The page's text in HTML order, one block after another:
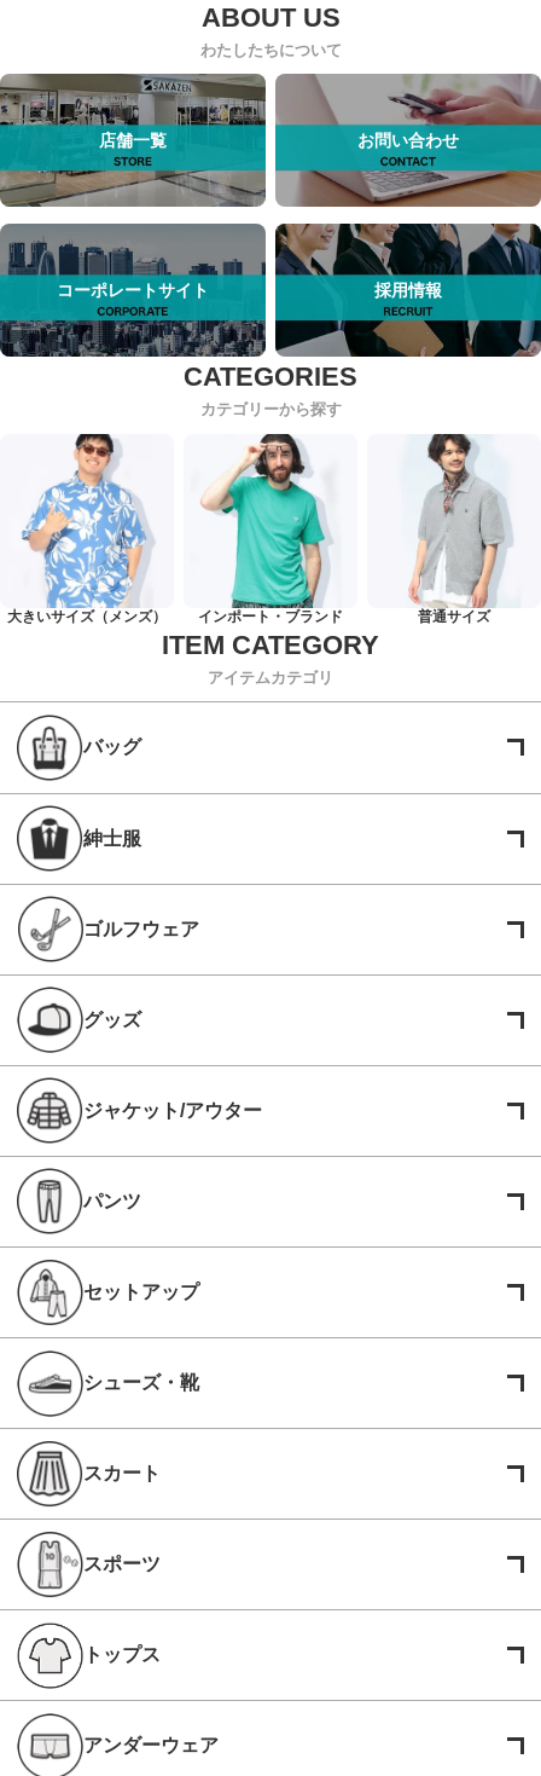
わたしたちについて
店舗一覧 お問い合わせ
コーポレートサイト 採用情報
カテゴリーから探す
大きいサイズ（メンズ） インポート・ブランド 普通サイズ
アイテムカテゴリ
バッグ
紳士服
ゴルフウェア
グッズ
ジャケット/アウター
パンツ
セットアップ
シューズ・靴
スカート
スポーツ
トップス
アンダーウェア